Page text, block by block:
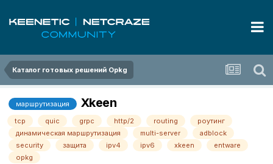
Каталог готовых решений Opkg
маршрутизация Xkeen
tcp quic grpc http/2 routing
роутинг
динамическая маршрутизация
multi-server
adblock
security
защита ipv4 ipv6 xkeen
entware
opkg